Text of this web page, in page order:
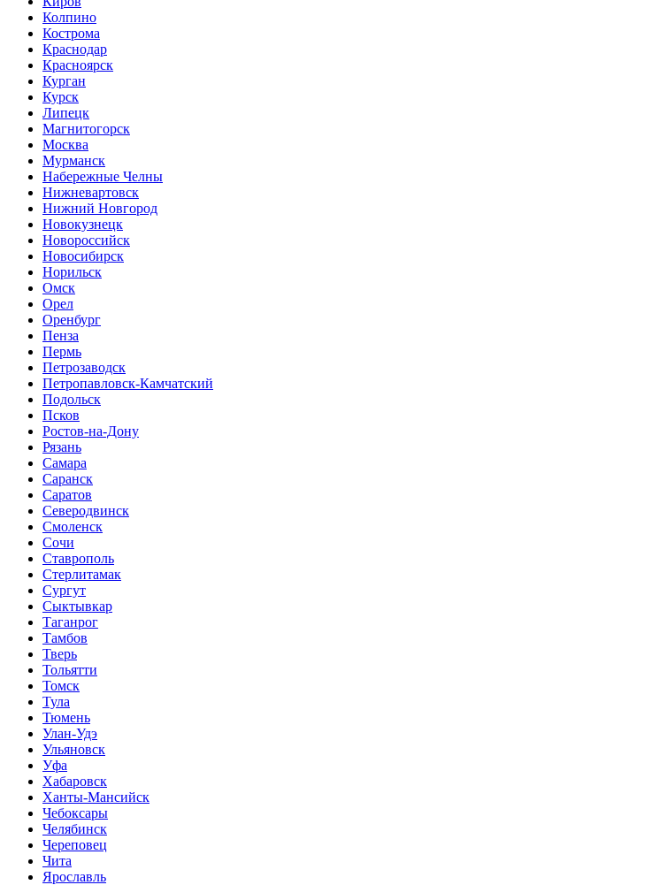
Колпино
Кострома
Краснодар
Красноярск
Курган
Курск
Липецк
Магнитогорск
Москва
Мурманск
Набережные Челны
Нижневартовск
Нижний Новгород
Новокузнецк
Новороссийск
Новосибирск
Норильск
Омск
Орел
Оренбург
Пенза
Пермь
Петрозаводск
Петропавловск-Камчатский
Подольск
Псков
Ростов-на-Дону
Рязань
Самара
Саранск
Саратов
Северодвинск
Смоленск
Сочи
Ставрополь
Стерлитамак
Сургут
Сыктывкар
Таганрог
Тамбов
Тверь
Тольятти
Томск
Тула
Тюмень
Улан-Удэ
Ульяновск
Уфа
Хабаровск
Ханты-Мансийск
Чебоксары
Челябинск
Череповец
Чита
Ярославль